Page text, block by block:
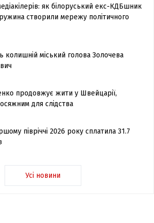
як білоруський екс-КДБшник
створили мережу політичного
колишній міський голова Золочева
продовжує жити у Швейцарії,
для слідства
півріччі 2026 року сплатила 31.7
Усі новини